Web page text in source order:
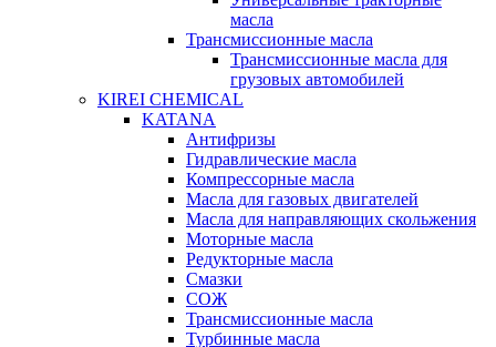
масла
Трансмиссионные масла
Трансмиссионные масла для
грузовых автомобилей
KIREI CHEMICAL
KATANA
Антифризы
Гидравлические масла
Компрессорные масла
Масла для газовых двигателей
Масла для направляющих скольжения
Моторные масла
Редукторные масла
Смазки
СОЖ
Трансмиссионные масла
Турбинные масла